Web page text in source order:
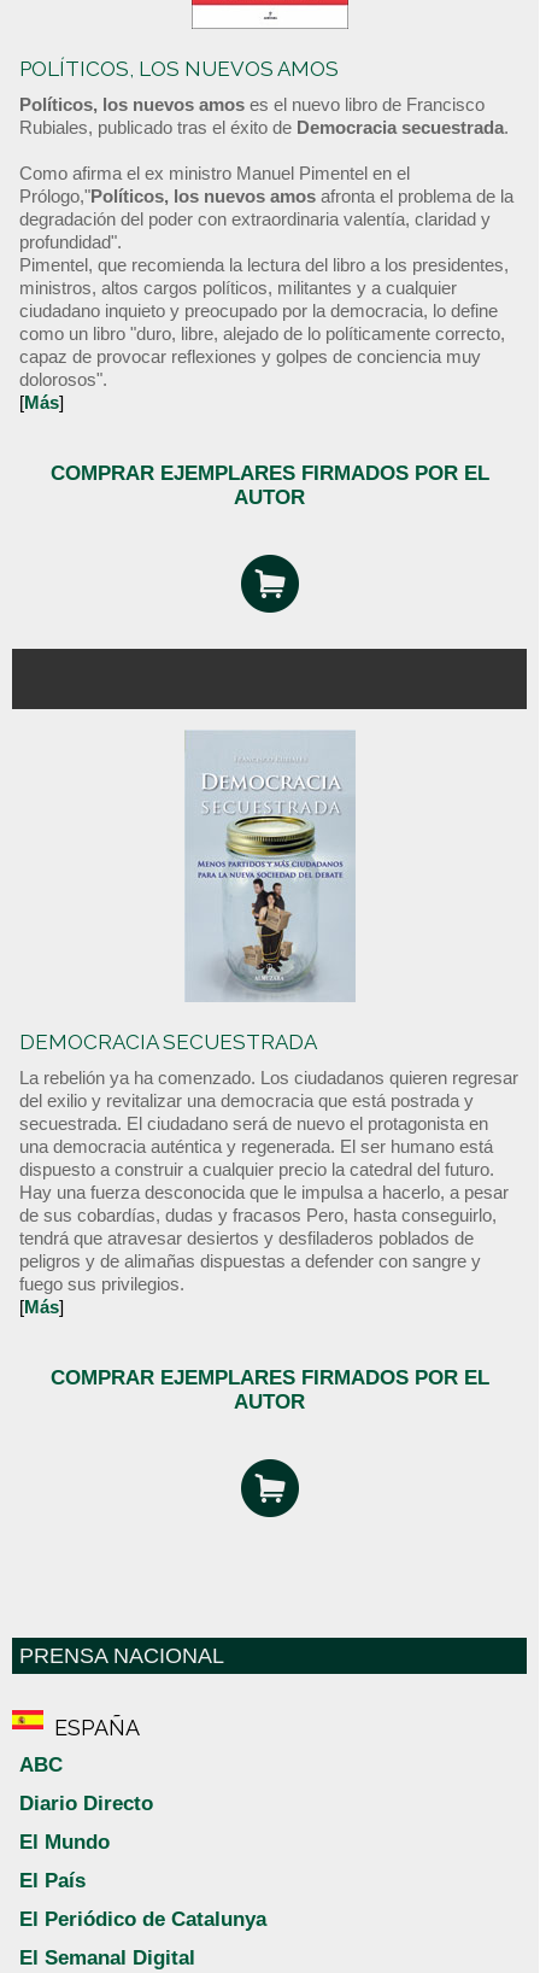
POLÍTICOS, LOS NUEVOS AMOS
Políticos, los nuevos amos es el nuevo libro de Francisco
Rubiales, publicado tras el éxito de Democracia secuestrada.
Como afirma el ex ministro Manuel Pimentel en el
Prólogo,"Políticos, los nuevos amos afronta el problema de la
degradación del poder con extraordinaria valentía, claridad y
profundidad".
Pimentel, que recomienda la lectura del libro a los presidentes,
ministros, altos cargos políticos, militantes y a cualquier
ciudadano inquieto y preocupado por la democracia, lo define
como un libro "duro, libre, alejado de lo políticamente correcto,
capaz de provocar reflexiones y golpes de conciencia muy
dolorosos".
[Más]
COMPRAR EJEMPLARES FIRMADOS POR EL
AUTOR
DEMOCRACIA SECUESTRADA
La rebelión ya ha comenzado. Los ciudadanos quieren regresar
del exilio y revitalizar una democracia que está postrada y
secuestrada. El ciudadano será de nuevo el protagonista en
una democracia auténtica y regenerada. El ser humano está
dispuesto a construir a cualquier precio la catedral del futuro.
Hay una fuerza desconocida que le impulsa a hacerlo, a pesar
de sus cobardías, dudas y fracasos Pero, hasta conseguirlo,
tendrá que atravesar desiertos y desfiladeros poblados de
peligros y de alimañas dispuestas a defender con sangre y
fuego sus privilegios.
[Más]
COMPRAR EJEMPLARES FIRMADOS POR EL
AUTOR
PRENSA NACIONAL
ESPAÑA
ABC
Diario Directo
El Mundo
El País
El Periódico de Catalunya
El Semanal Digital